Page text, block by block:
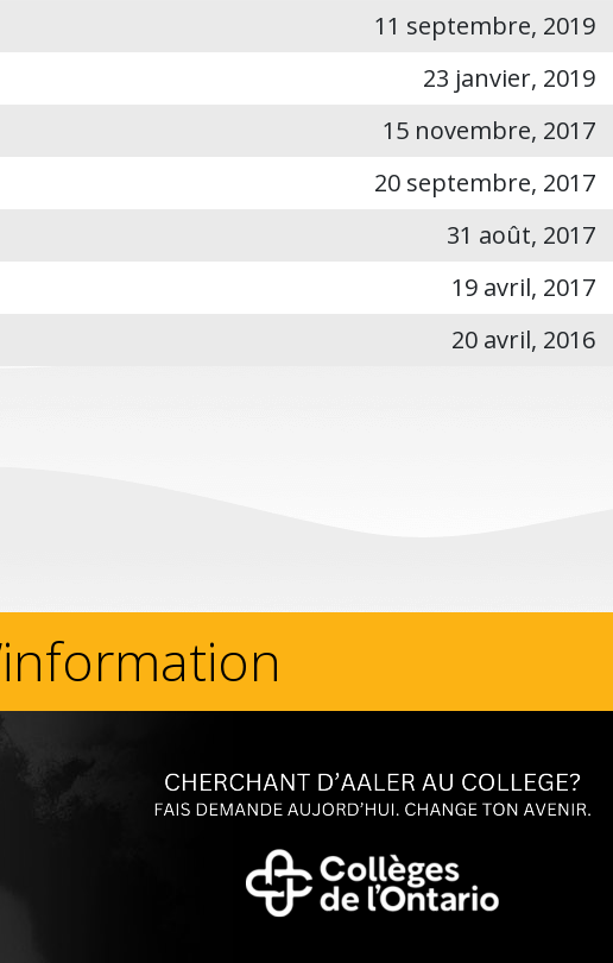
11 septembre, 2019
23 janvier, 2019
15 novembre, 2017
20 septembre, 2017
31 août, 2017
19 avril, 2017
20 avril, 2016